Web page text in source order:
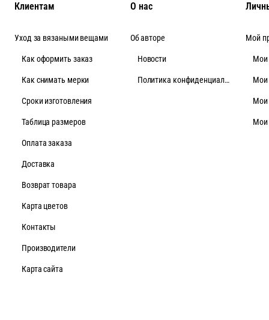
Клиентам
Уход за вязаными вещами
Как оформить заказ
Как снимать мерки
Cроки изготовления
Таблица размеров
Оплата заказа
Доставка
Возврат товара
Карта цветов
Контакты
Производители
Карта сайта
О нас
Об авторе
Новости
Политика конфиденциальности
Мой
Мои
Мои
Мои
Мои